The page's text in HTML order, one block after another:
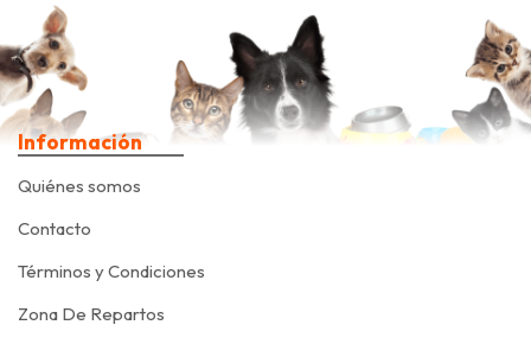
Información
Quiénes somos
Contacto
Términos y Condiciones
Zona De Repartos